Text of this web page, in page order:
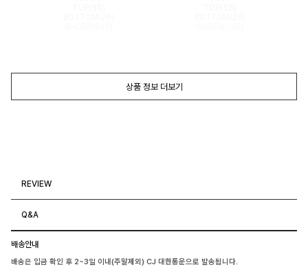
상품 정보 더보기
REVIEW
Q&A
배송안내
배송은 입금 확인 후 2~3일 이내(주말제외) CJ 대한통운으로 발송됩니다.